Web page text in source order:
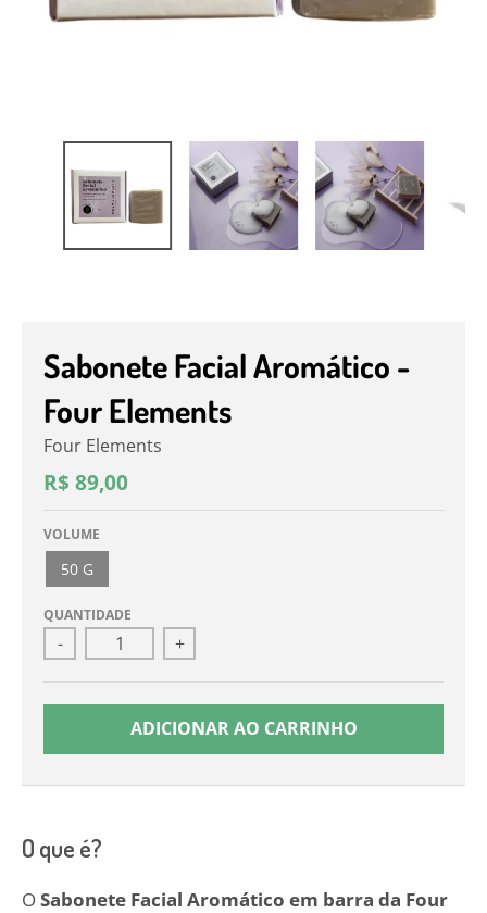
Sabonete Facial Aromático -
Four Elements
Four Elements
R$ 89,00
VOLUME
50 G
QUANTIDADE
- +
ADICIONAR AO CARRINHO
O que é?
OSabonete Facial Aromático em barra da Four